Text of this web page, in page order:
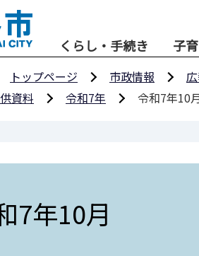
くらし・手続き 子
トップページ 市政情報
資料
令和7年 令和7年10
7年10月